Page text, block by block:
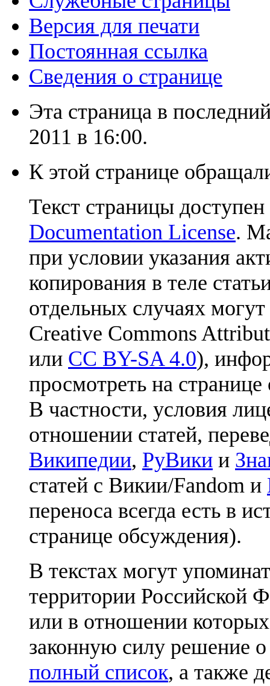
Версия для печати
Постоянная ссылка
Сведения о странице
Эта страница в
2011 в 16:00.
К этой странице
Текст страницы
Documentation License.
при условии указания
копирования в теле
отдельных случаях
Creative Commons
или CC BY-SA 4.0),
просмотреть на
В частности, условия
отношении статей,
Википедии, РуВики и
статей с Викии/Fandom и
переноса всегда есть в
странице обсуждения).
В текстах могут
территории Российской
или в отношении
законную силу решение
полный список, а также